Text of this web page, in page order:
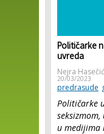
Političarke
uvreda
Nejra Hasečić
20/03/2023
predrasude
Političarke
u medijima